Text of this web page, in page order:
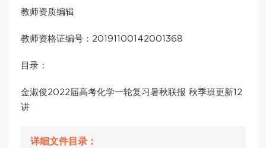
教师资质编辑
教师资格证编号：20191100142001368
目录：
金淑俊2022届高考化学一轮复习暑秋联报 秋季班更新12
讲